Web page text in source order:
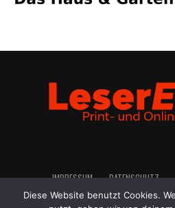
IMPRES­SUM DATEN­SCHUTZ
Diese Website benutzt Cookies.